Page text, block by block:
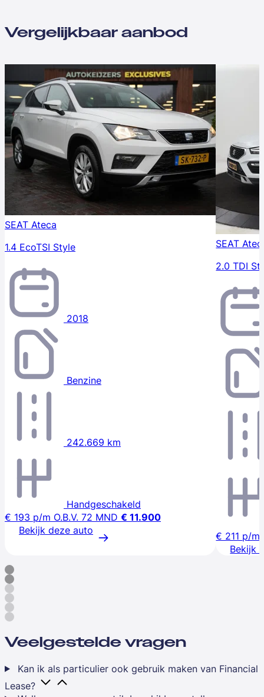
Vergelijkbaar aanbod
SEAT Ateca
1.4 EcoTSI Style
2018
Benzine
242.669 km
Handgeschakeld
€ 193 p/m O.B.V. 72 MND € 11.900
Bekijk deze auto
SEAT
2.0 TDI
€ 211 p/m
Bekijk
Veelgestelde vragen
Kan ik als particulier ook gebruik maken van Financial
Lease?